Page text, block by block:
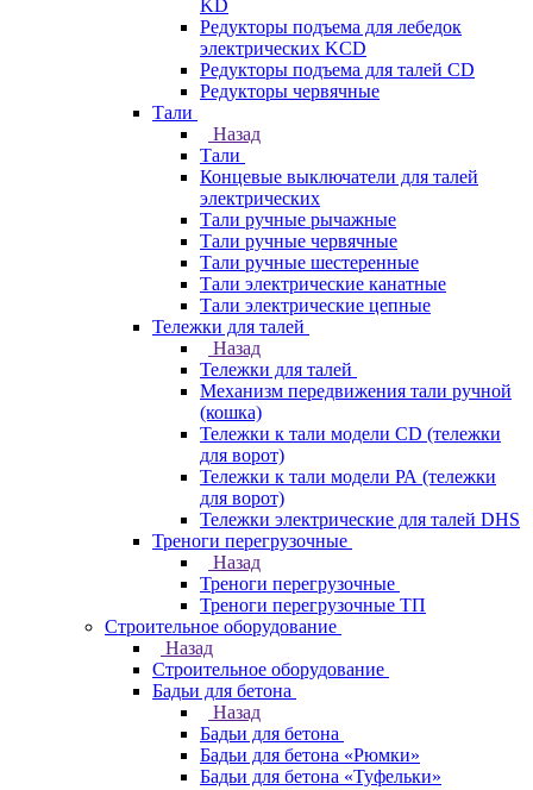
KD
Редукторы подъема для лебедок
электрических KCD
Редукторы подъема для талей CD
Редукторы червячные
Тали
Назад
Тали
Концевые выключатели для талей
электрических
Тали ручные рычажные
Тали ручные червячные
Тали ручные шестеренные
Тали электрические канатные
Тали электрические цепные
Тележки для талей
Назад
Тележки для талей
Механизм передвижения тали ручной
(кошка)
Тележки к тали модели CD (тележки
для ворот)
Тележки к тали модели РА (тележки
для ворот)
Тележки электрические для талей DHS
Треноги перегрузочные
Назад
Треноги перегрузочные
Треноги перегрузочные ТП
Строительное оборудование
Назад
Строительное оборудование
Бадьи для бетона
Назад
Бадьи для бетона
Бадьи для бетона «Рюмки»
Бадьи для бетона «Туфельки»